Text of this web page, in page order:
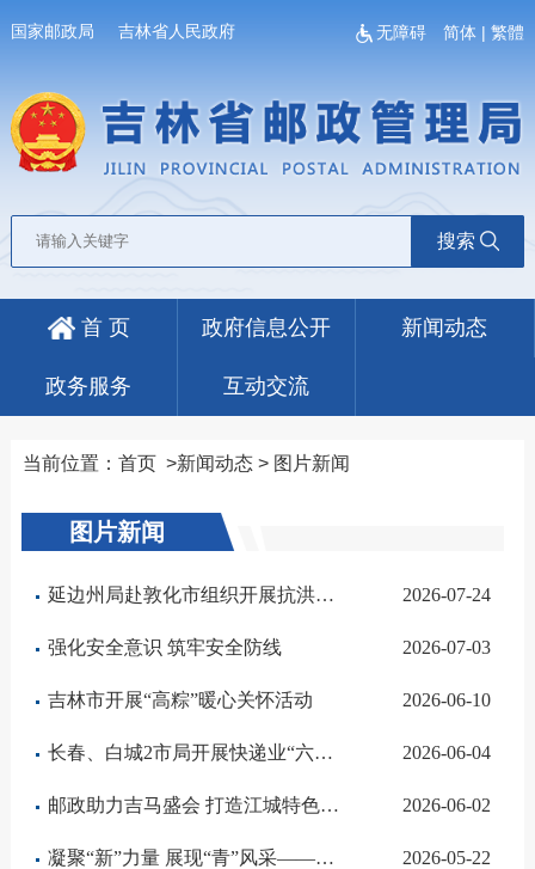
国家邮政局 吉林省人民政府 无障碍 简体 |繁體
搜索
首 页 政府信息公开 新闻动态
政务服务 互动交流
当前位置： 首页>新闻动态> 图片新闻
图片新闻
延边州局赴敦化市组织开展抗洪涝灾害专项慰问行动 2026-07-24
强化安全意识 筑牢安全防线 2026-07-03
吉林市开展“高粽”暖心关怀活动 2026-06-10
长春、白城2市局开展快递业“六一”暖心活动 2026-06-04
邮政助力吉马盛会 打造江城特色文化地标 2026-06-02
凝聚“新”力量 展现“青”风采——长春市快递行业工会联合会出战市职工拔河比赛 2026-05-22